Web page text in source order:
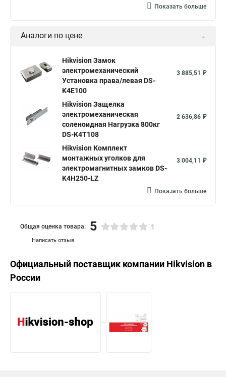
Показать больше
Аналоги по цене
Hikvision Замок
электромеханический
Установка права/левая DS-
K4E100
3 885,51 ₽
Hikvision Защелка
электромеханическая
соленоидная Нагрузка 800кг
DS-K4T108
2 636,86 ₽
Hikvision Комплект
монтажных уголков для
электромагнитных замков DS-
K4H250-LZ
3 004,11 ₽
Показать больше
Написать отзыв
Общая оценка товара: 5 1
Официальный поставщик компании Hikvision в
России